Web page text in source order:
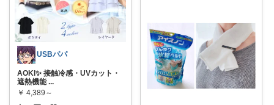
USBパパ
AOKI✨ 接触冷感・UVカット・
遮熱機能 ...
￥ 4,389～